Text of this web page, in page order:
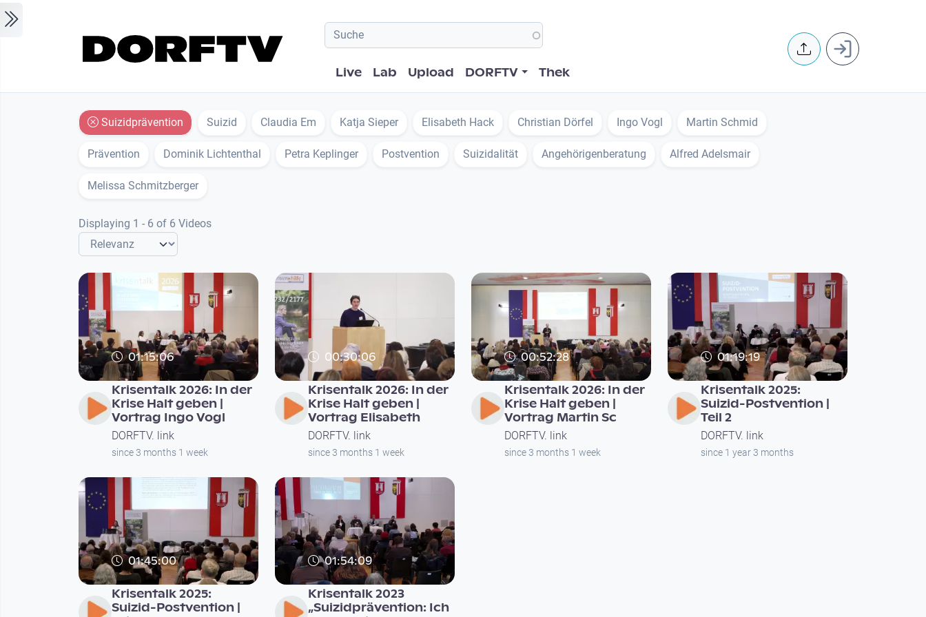
Hauptnavigation
Live Lab Upload DORFTV Thek
User
Suizidprävention Suizid Claudia Em Katja Sieper Elisabeth Hack Christian Dörfel Ingo Vogl Martin Schmid
Prävention Dominik Lichtenthal Petra Keplinger Postvention Suizidalität Angehörigenberatung Alfred Adelsmair
Melissa Schmitzberger
Displaying 1 - 6 of 6 Videos
01:15:06
Krisentalk 2026: In der
Krise Halt geben |
Vortrag Ingo Vogl
DORFTV. link
since 3 months 1 week
00:30:06
Krisentalk 2026: In der
Krise Halt geben |
Vortrag Elisabeth
DORFTV. link
since 3 months 1 week
00:52:28
Krisentalk 2026: In der
Krise Halt geben |
Vortrag Martin Sc
DORFTV. link
since 3 months 1 week
01:19:19
Krisentalk 2025:
Suizid-Postvention |
Teil 2
DORFTV. link
since 1 year 3 months
01:45:00
Krisentalk 2025:
Suizid-Postvention |
01:54:09
Krisentalk 2023
„Suizidprävention: Ich